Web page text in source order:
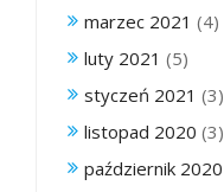
marzec 2021 (4)
luty 2021 (5)
styczeń 2021 (3)
listopad 2020 (3)
październik 2020